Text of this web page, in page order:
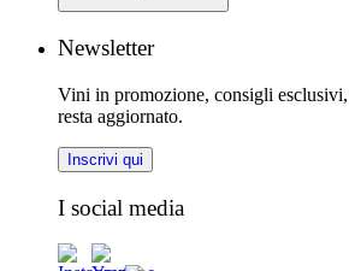
Newsletter
Vini in promozione, consigli
resta aggiornato.
Inscrivi qui
I social media